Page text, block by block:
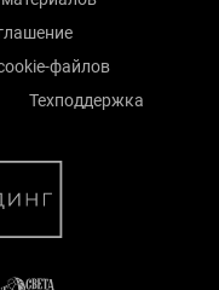
файлов
Техподдержка